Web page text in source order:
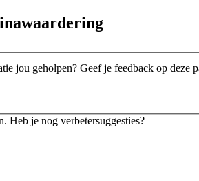
jou geholpen? Geef je feedback op deze
Heb je nog verbetersuggesties?